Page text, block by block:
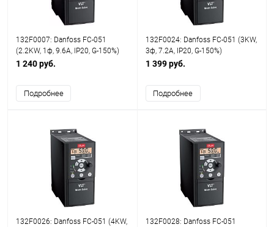
132F0007: Danfoss FC-051
(2.2KW, 1ф, 9.6A, IP20, G-150%)
1 240 руб.
Подробнее
132F0024: Danfoss FC-051 (3KW,
3ф, 7.2A, IP20, G-150%)
1 399 руб.
Подробнее
132F0026: Danfoss FC-051 (4KW, 132F0028: Danfoss FC-051